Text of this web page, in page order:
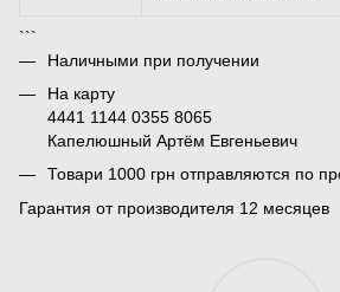
```
Наличными при получении
На карту
4441 1144 0355 8065
Капелюшный Артём Евгеньевич
Товари 1000 грн отправляются по
Гарантия от производителя 12 месяцев